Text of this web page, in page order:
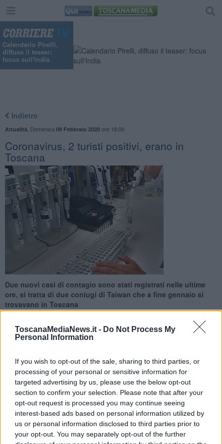
ToscanaMediaNews.it - Do Not Process My
Personal Information
If you wish to opt-out of the sale, sharing to third parties, or
processing of your personal or sensitive information for
targeted advertising by us, please use the below opt-out
section to confirm your selection. Please note that after your
opt-out request is processed you may continue seeing
interest-based ads based on personal information utilized by
us or personal information disclosed to third parties prior to
your opt-out. You may separately opt-out of the further
Calendario Pirelli,
diffuso il teaser:
focus sull'India
Indietro
Attualità Domenica 09 Febbraio 2020ore 18:00
Coronavirus, 2 turisti positivi, erano in
Toscana
Due nuovi casi di contagio sono stati registrati nelle ultime
ore, si tratta di due coniugi di Taiwan che a fine gennaio si
trovavano in Toscana
FIRENZE —Hanno soggiornato in Toscanatra Firenze, Pisa e
Sienaper 4 giorni, a fine gennaio. E al rientro in patria, a Taiwan,
sono risultati positivi al coronavirus. Si tratta di una famiglia di
Taiwan, composta da 2 genitori e 2 figli.A risultare positivi sono
stati solo i genitori. La coppia è stata ricoverata a Taiwan al
rientro, lo scorso 4 febbraio.
La Regione Toscana, appena allertata da ministero, ha attivato la
Asl che, a sua volta, ha inviato gli operatori presso la struttura